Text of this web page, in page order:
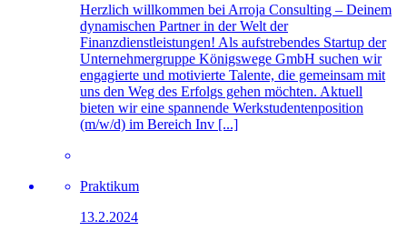
Herzlich willkommen bei Arroja Consulting – Deinem
dynamischen Partner in der Welt der
Finanzdienstleistungen! Als aufstrebendes Startup der
Unternehmergruppe Königswege GmbH suchen wir
engagierte und motivierte Talente, die gemeinsam mit
uns den Weg des Erfolgs gehen möchten. Aktuell
bieten wir eine spannende Werkstudentenposition
(m/w/d) im Bereich Inv [...]
Praktikum
13.2.2024